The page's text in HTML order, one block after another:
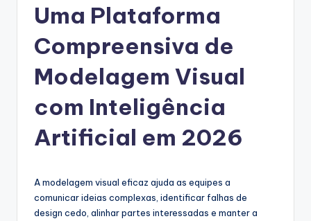
A
Uma Plataforma
Compreensiva de
Modelagem Visual
com Inteligência
Artificial em 2026
A modelagem visual eficaz ajuda as equipes a
comunicar ideias complexas, identificar falhas de
design cedo, alinhar partes interessadas e manter a